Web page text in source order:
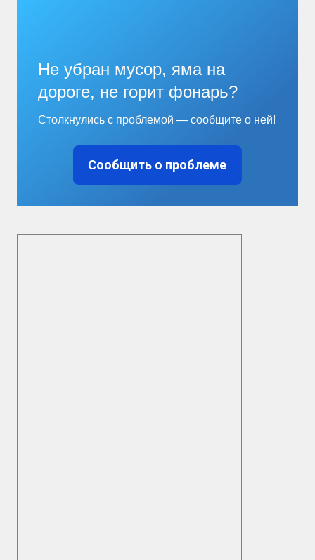
Не убран мусор, яма на
дороге, не горит фонарь?
Столкнулись с проблемой — сообщите о ней!
Сообщить о проблеме